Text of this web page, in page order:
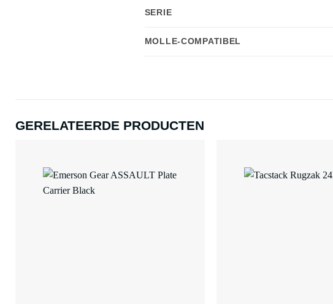
SERIE
MOLLE-COMPATIBEL
GERELATEERDE PRODUCTEN